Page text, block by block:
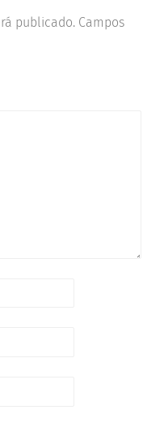
publicado. Campos